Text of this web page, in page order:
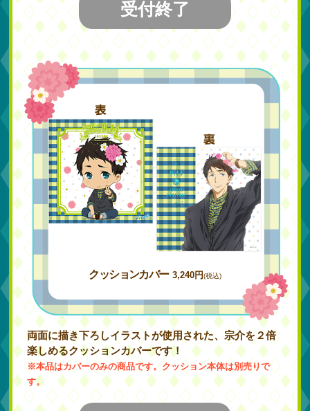
受付終了
クッションカバー 3,240円(税込)
両面に描き下ろしイラストが使用された、宗介を２倍
楽しめるクッションカバーです！
※本品はカバーのみの商品です。クッション本体は別売りで
す。